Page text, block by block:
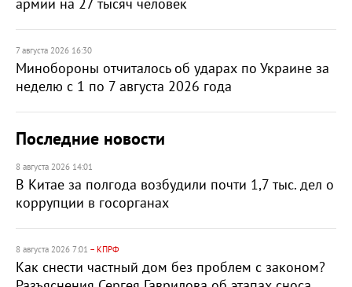
армии на 27 тысяч человек
7 августа 2026 16:30
Минобороны отчиталось об ударах по Украине за
неделю с 1 по 7 августа 2026 года
Последние новости
8 августа 2026 14:01
В Китае за полгода возбудили почти 1,7 тыс. дел о
коррупции в госорганах
8 августа 2026 7:01 – КПРФ
Как снести частный дом без проблем с законом?